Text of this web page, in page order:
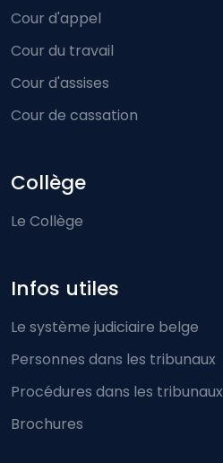
Cour d'appel
Cour du travail
Cour d'assises
Cour de cassation
Collège
Le Collège
Infos utiles
Le système judiciaire belge
Personnes dans les tribunaux
Procédures dans les tribunaux
Brochures